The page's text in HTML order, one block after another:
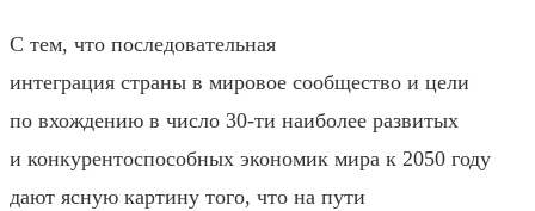
С тем, что последовательная
интеграция страны в мировое сообщество и цели
по вхождению в число 30-ти наиболее развитых
и конкурентоспособных экономик мира к 2050 году
дают ясную картину того, что на пути